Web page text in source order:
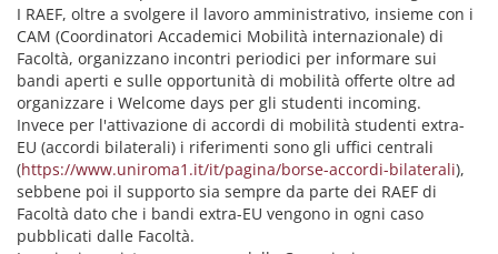
I RAEF, oltre a svolgere il lavoro amministrativo, insieme con i
CAM (Coordinatori Accademici Mobilità internazionale) di
Facoltà, organizzano incontri periodici per informare sui
bandi aperti e sulle opportunità di mobilità offerte oltre ad
organizzare i Welcome days per gli studenti incoming.
Invece per l'attivazione di accordi di mobilità studenti extra-
EU (accordi bilaterali) i riferimenti sono gli uffici centrali
(https://www.uniroma1.it/it/pagina/borse-accordi-bilaterali),
sebbene poi il supporto sia sempre da parte dei RAEF di
Facoltà dato che i bandi extra-EU vengono in ogni caso
pubblicati dalle Facoltà.